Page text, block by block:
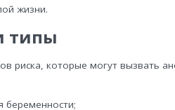
жизни.
типы
риска, которые могут вызвать
беременности;